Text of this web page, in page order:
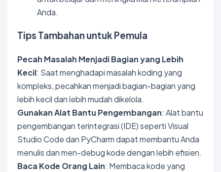
Anda.
Tips Tambahan untuk Pemula
Pecah Masalah Menjadi Bagian yang Lebih
Kecil: Saat menghadapi masalah koding yang
kompleks, pecahkan menjadi bagian-bagian yang
lebih kecil dan lebih mudah dikelola.
Gunakan Alat Bantu Pengembangan: Alat bantu
pengembangan terintegrasi (IDE) seperti Visual
Studio Code dan PyCharm dapat membantu Anda
menulis dan men-debug kode dengan lebih efisien.
Baca Kode Orang Lain: Membaca kode yang